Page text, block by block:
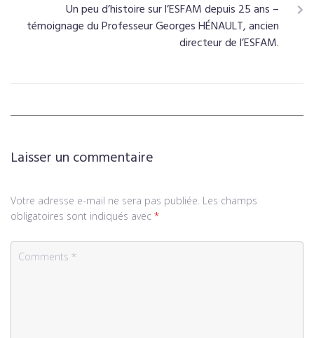
Un peu d’histoire sur l’ESFAM depuis 25 ans –
témoignage du Professeur Georges HÉNAULT, ancien
directeur de l’ESFAM.
Laisser un commentaire
Votre adresse e-mail ne sera pas publiée. Les champs
obligatoires sont indiqués avec *